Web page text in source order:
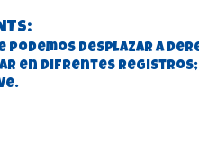
podemos desplazar a
en difrentes registros;